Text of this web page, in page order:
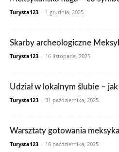
Turysta123 - 1 grudnia, 2025
Skarby archeologiczne
Turysta123 - 16 listopada, 2025
Udział w lokalnym ślubie –
Turysta123 - 31 października, 2025
Warsztaty gotowania
Turysta123 - 16 października, 2025